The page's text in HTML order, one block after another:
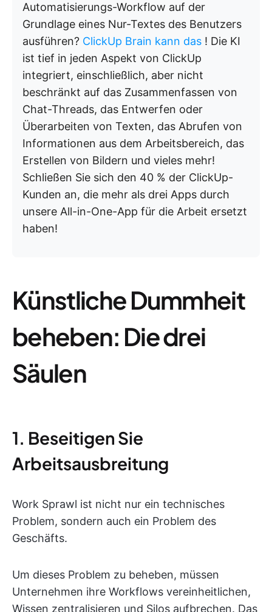
Automatisierungs-Workflow auf der
Grundlage eines Nur-Textes des Benutzers
ausführen? ClickUp Brain kann das ! Die KI
ist tief in jeden Aspekt von ClickUp
integriert, einschließlich, aber nicht
beschränkt auf das Zusammenfassen von
Chat-Threads, das Entwerfen oder
Überarbeiten von Texten, das Abrufen von
Informationen aus dem Arbeitsbereich, das
Erstellen von Bildern und vieles mehr!
Schließen Sie sich den 40 % der ClickUp-
Kunden an, die mehr als drei Apps durch
unsere All-in-One-App für die Arbeit ersetzt
haben!
Künstliche Dummheit
beheben: Die drei
Säulen
1. Beseitigen Sie
Arbeitsausbreitung
Work Sprawl ist nicht nur ein technisches
Problem, sondern auch ein Problem des
Geschäfts.
Um dieses Problem zu beheben, müssen
Unternehmen ihre Workflows vereinheitlichen,
Wissen zentralisieren und Silos aufbrechen. Das